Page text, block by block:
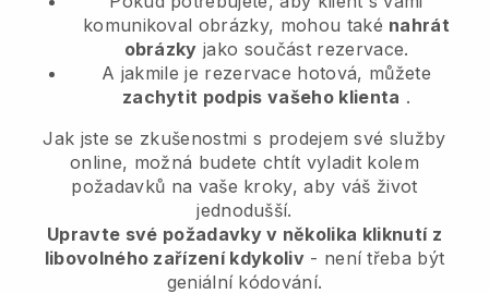
komunikoval obrázky, mohou také nahrát
obrázky jako součást rezervace.
A jakmile je rezervace hotová, můžete
zachytit podpis vašeho klienta .
Jak jste se zkušenostmi s prodejem své služby
online, možná budete chtít vyladit kolem
požadavků na vaše kroky, aby váš život
jednodušší.
Upravte své požadavky v několika kliknutí z
libovolného zařízení kdykoliv- není třeba být
geniální kódování.